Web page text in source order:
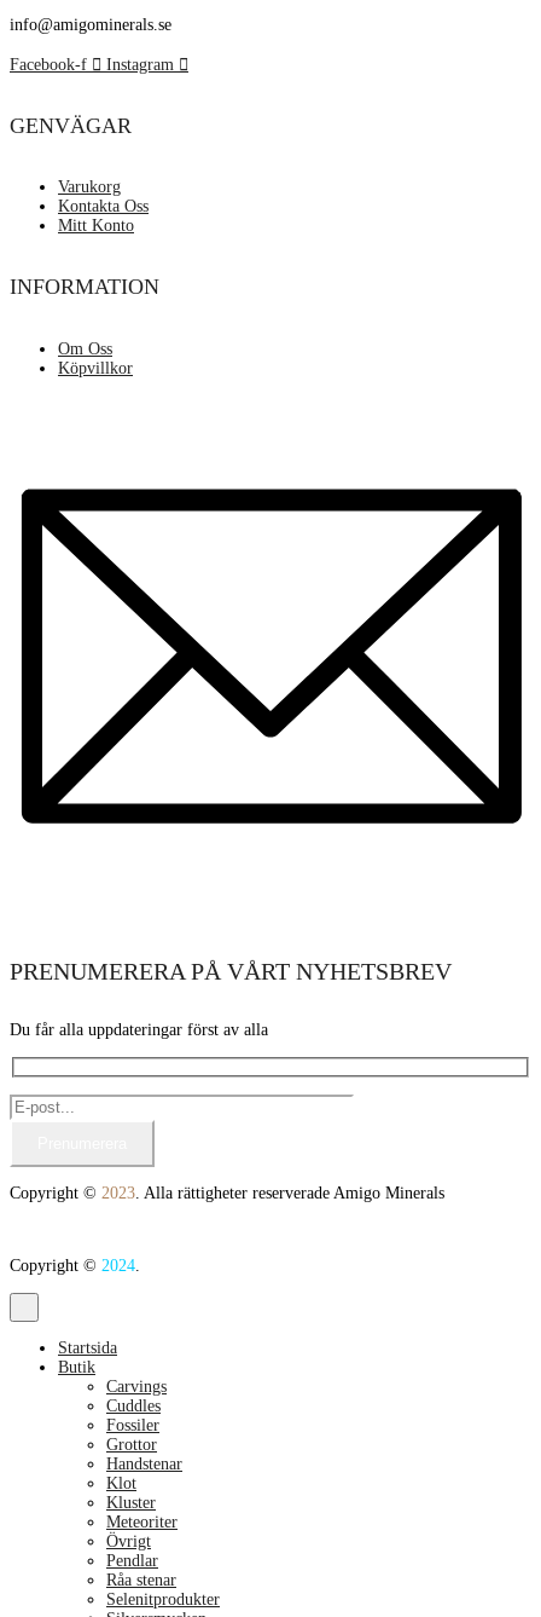
info@amigominerals.se
Facebook-f Instagram
GENVÄGAR
Varukorg
Kontakta Oss
Mitt Konto
INFORMATION
Om Oss
Köpvillkor
PRENUMERERA PÅ VÅRT NYHETSBREV
Du får alla uppdateringar först av alla
Copyright © 2023. Alla rättigheter reserverade Amigo Minerals
Copyright © 2024.
Startsida
Butik
Carvings
Cuddles
Fossiler
Grottor
Handstenar
Klot
Kluster
Meteoriter
Övrigt
Pendlar
Råa stenar
Selenitprodukter